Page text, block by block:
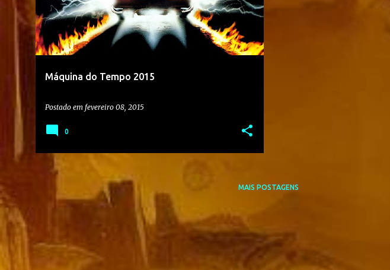
Máquina do Tempo 2015
Postado em fevereiro 08, 2015
0
MAIS POSTAGENS